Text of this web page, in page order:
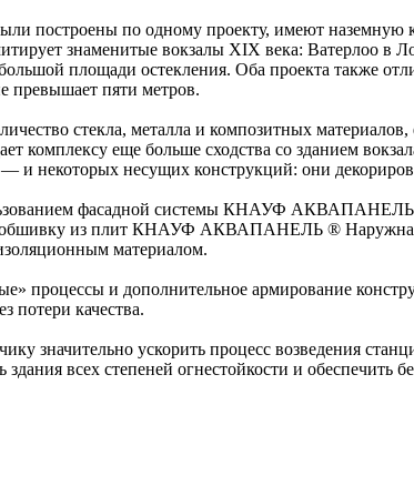
построены по одному проекту, имеют
знаменитые вокзалы XIX века: Ватерлоо
площади остекления. Оба проекта также
превышает пяти метров.
стекла, металла и композитных
комплексу еще больше сходства со зданием
некоторых несущих конструкций: они
фасадной системы КНАУФ
обшивку из плит КНАУФ АКВАПАНЕЛЬ ®
материалом.
процессы и дополнительное армирование
потери качества.
ускорить процесс возведения
всех степеней огнестойкости и обеспечить